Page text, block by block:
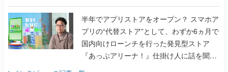
うこだわりをプロデューサーに聞いた
半年でアプリストアをオープン？ スマホア
プリの“代替ストア”として、わずか6ヵ月で
国内向けローンチを行った発見型ストア
『あっぷアリーナ！』仕掛け人に話を聞い
てみた